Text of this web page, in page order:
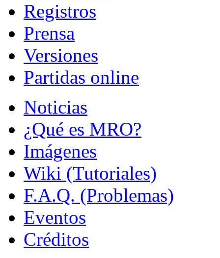
Registros
Prensa
Versiones
Partidas online
Noticias
¿Qué es MRO?
Imágenes
Wiki (Tutoriales)
F.A.Q. (Problemas)
Eventos
Créditos